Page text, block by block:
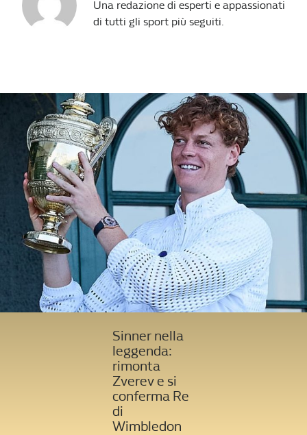
Una redazione di esperti e appassionati
di tutti gli sport più seguiti.
Sinner nella
leggenda:
rimonta
Zverev e si
conferma Re
di
Wimbledon